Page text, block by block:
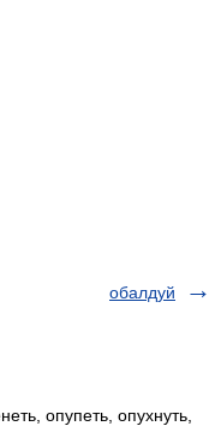
обалдуй
опупеть, опухнуть,